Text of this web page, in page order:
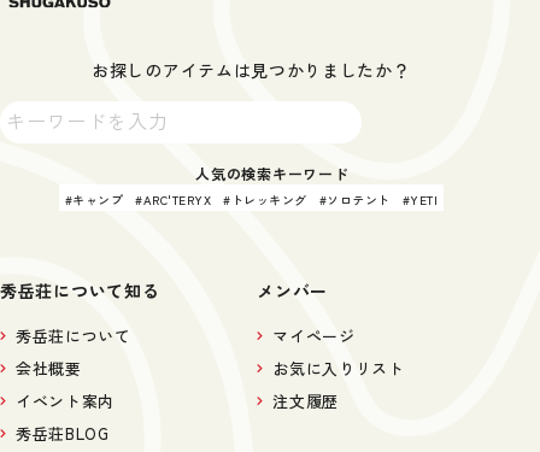
お探しのアイテムは見つかりましたか？
人気の検索キーワード
キャンプ ARC'TERYX トレッキング ソロテント YETI
秀岳荘について知る
秀岳荘について
会社概要
イベント案内
秀岳荘BLOG
メンバー
マイページ
お気に入りリスト
注文履歴